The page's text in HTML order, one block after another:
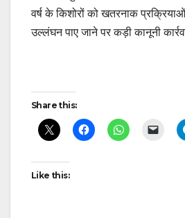
वर्ष के किशोरों को खतरनाक
उल्लंघन पाए जाने पर कड़ी कानूनी
Post
navigation
Share this:
Like this: